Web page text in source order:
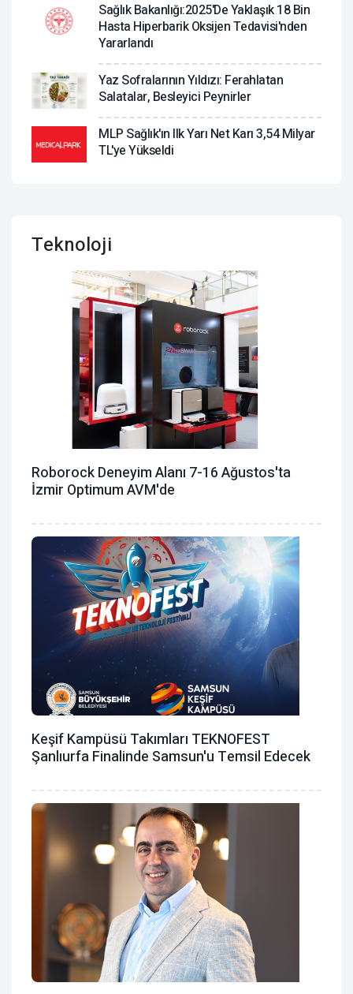
Sağlık Bakanlığı:2025'de Yaklaşık 18 Bin
Hasta Hiperbarik Oksijen Tedavisi'nden
Yararlandı
Yaz Sofralarının Yıldızı: Ferahlatan
Salatalar, Besleyici Peynirler
MLP Sağlık'ın Ilk Yarı Net Karı 3,54 Milyar
TL'ye Yükseldi
Teknoloji
Roborock Deneyim Alanı 7-16 Ağustos'ta
İzmir Optimum AVM'de
Keşif Kampüsü Takımları TEKNOFEST
Şanlıurfa Finalinde Samsun'u Temsil Edecek